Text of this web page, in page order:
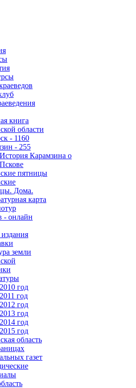
книга
области
- 1160
- 255
История Карамзина о
Пскове
пятницы
Дома.
карта
- онлайн
земли
2010 год
2011 год
2012 год
2013 год
2014 год
2015 год
область
газет